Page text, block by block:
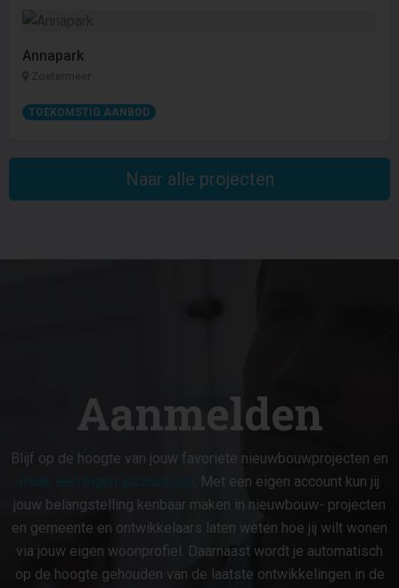
Annapark
Zoetermeer
TOEKOMSTIG AANBOD
Naar alle projecten
Aanmelden
Blijf op de hoogte van jouw favoriete nieuwbouwprojecten en
. Met een eigen account kun jij
jouw belangstelling kenbaar maken in nieuwbouw- projecten
en gemeente en ontwikkelaars laten weten hoe jij wilt wonen
via jouw eigen woonprofiel. Daarnaast wordt je automatisch
op de hoogte gehouden van de laatste ontwikkelingen in de